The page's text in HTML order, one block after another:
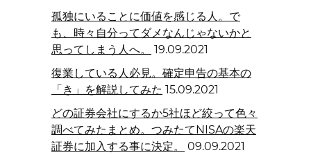
孤独にいることに価値を感じる人。で
も、時々自分ってダメなんじゃないかと
思ってしまう人へ。
19.09.2021
復業している人必見。確定申告の基本の
「き」を解説してみた 15.09.2021
どの証券会社にするか5社ほど絞って色々
調べてみたまとめ。つみたてNISAの楽天
証券に加入する事に決定。
09.09.2021